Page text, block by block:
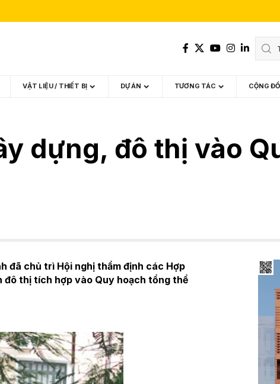
VẬT LIỆU / THIẾT BỊ DỰ ÁN TƯƠNG TÁC CỘNG
dựng, đô thị vào
đã chủ trì Hội nghị thẩm định các Hợp
thị tích hợp vào Quy hoạch tổng thể